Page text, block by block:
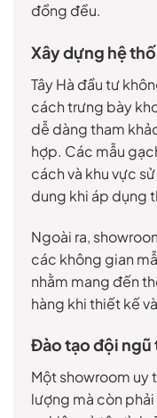
đồng đều.
Xây dựng hệ
Tây Hà đầu tư
cách trưng bày
dễ dàng tham
hợp. Các mẫu
cách và khu vực
dung khi áp dụng
Ngoài ra,
các không gian
nhằm mang đến
hàng khi thiết kế
Đào tạo đội ngũ
Một showroom uy
lượng mà còn